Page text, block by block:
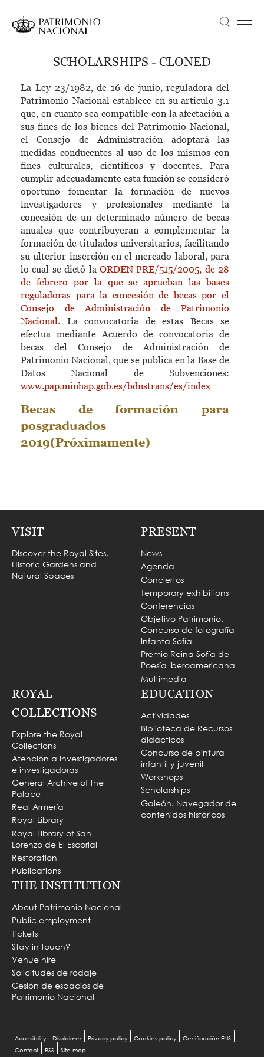
main
disponibles
Navegación
NEWS
COLLECTION
EDUCATION
ABOUT US
TRANSPARENCIA
TICKETS
Search
SCHOLARSHIPS - CLONED
La Ley 23/1982, de 16 de junio, reguladora del
Patrimonio Nacional establece en su artículo 3.1
que, en cuanto sea compatible con la afectación a
sus fines de los bienes del Patrimonio Nacional,
el Consejo de Administración adoptará las
medidas conducentes al uso de los mismos con
fines culturales, científicos y docentes. Para
cumplir adecuadamente esta función se consideró
oportuno fomentar la formación de nuevos
investigadores y profesionales mediante la
concesión de un determinado número de becas
anuales que contribuyeran a complementar la
formación de titulados universitarios, facilitando
su ulterior inserción en el mercado laboral, para
lo cual se dictó la ORDEN PRE/515/2005, de 28
de febrero por la que se aprueban las bases
reguladoras para la concesión de becas por el
Consejo de Administración de Patrimonio
Nacional. La convocatoria de estas Becas se
efectua mediante Acuerdo de convocatoria de
becas del Consejo de Administración de
Patrimonio Nacional, que se publica en la Base de
Datos Nacional de Subvenciones:
www.pap.minhap.gob.es/bdnstrans/es/index
Becas de formación para
posgraduados
2019(Próximamente)
VISIT
Discover the Royal Sites,
Historic Gardens and
Natural Spaces
PRESENT
News
Agenda
Conciertos
Temporary exhibitions
Conferencias
Objetivo Patrimonio.
Concurso de fotografía
Infanta Sofía
Premio Reina Sofía de
Poesía Iberoamericana
Multimedia
ROYAL
COLLECTIONS
Explore the Royal
Collections
Atención a investigadores
e investigadoras
General Archive of the
Palace
Real Armería
Royal Library
Royal Library of San
Lorenzo de El Escorial
Restoration
Publications
EDUCATION
Actividades
Biblioteca de Recursos
didácticos
Concurso de pintura
infantil y juvenil
Workshops
Scholarships
Galeón. Navegador de
contenidos históricos
THE INSTITUTION
About Patrimonio Nacional
Public employment
Tickets
Stay in touch?
Venue hire
Solicitudes de rodaje
Cesión de espacios de
Patrimonio Nacional
Menu
Accesibility Disclaimer Privacy policy Cookies policy
Certificación ENS
Contact
RSS Site map